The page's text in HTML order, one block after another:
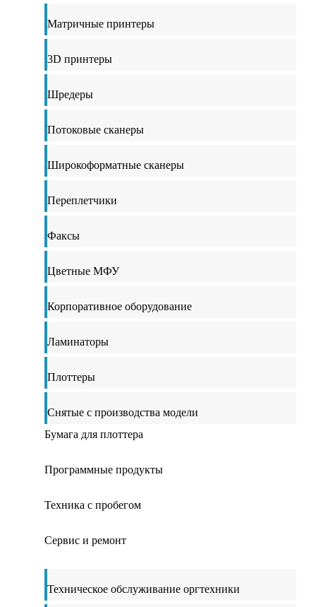
Матричные принтеры
3D принтеры
Шредеры
Потоковые сканеры
Широкоформатные сканеры
Переплетчики
Факсы
Цветные МФУ
Корпоративное оборудование
Ламинаторы
Плоттеры
Снятые с производства модели
Бумага для плоттера
Программные продукты
Техника с пробегом
Сервис и ремонт
Техническое обслуживание оргтехники